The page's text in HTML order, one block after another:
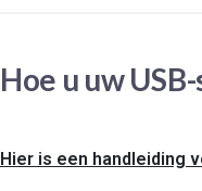
Hoe u uw
Hier is een handleiding